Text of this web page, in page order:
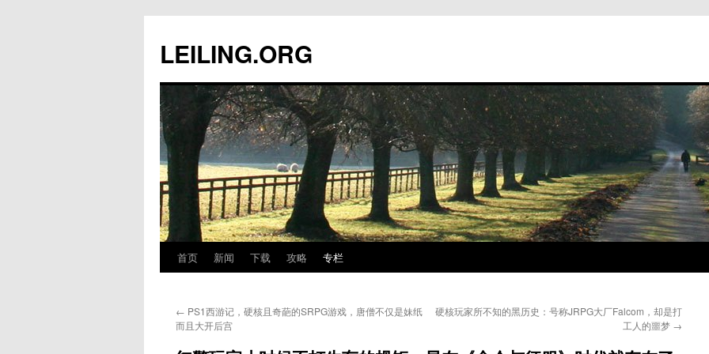
文
LEILING.ORG
首页 新闻 下载 攻略 专栏
← PS1西游记，硬核且奇葩的SRPG游戏，唐僧不仅是妹纸
而且大开后宫
硬核玩家所不知的黑历史：号称JRPG大厂Falcom，却是打
工人的噩梦 →